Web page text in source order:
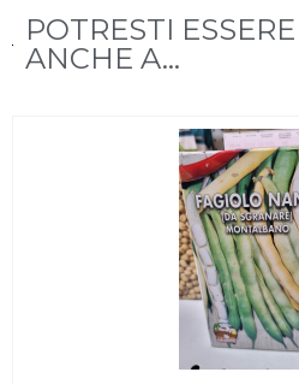
POTRESTI
ANCHE A...